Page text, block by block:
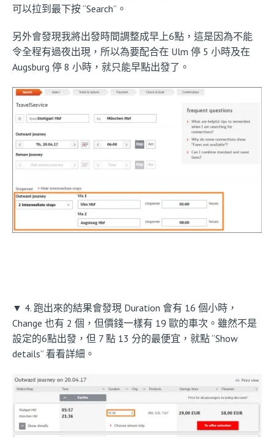
可以拉到最下按 “Search”。
另外會發現我將出發時間調整成早上6點，這是因為不能
令全程有過夜出現，所以為要配合在 Ulm 停 5 小時及在
Augsburg 停 8 小時，就只能早點出發了。
▼ 4. 跑出來的結果會發現 Duration 會有 16 個小時，
Change 也有 2 個，但價錢一樣有 19 歐的車次。雖然不是
設定的6點出發，但 7 點 13 分的最便宜，就點 “Show
details” 看看詳細。